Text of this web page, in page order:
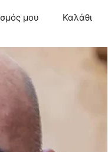
μου Καλάθι